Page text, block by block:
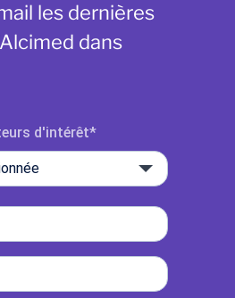
les dernières
dans
d'intérêt